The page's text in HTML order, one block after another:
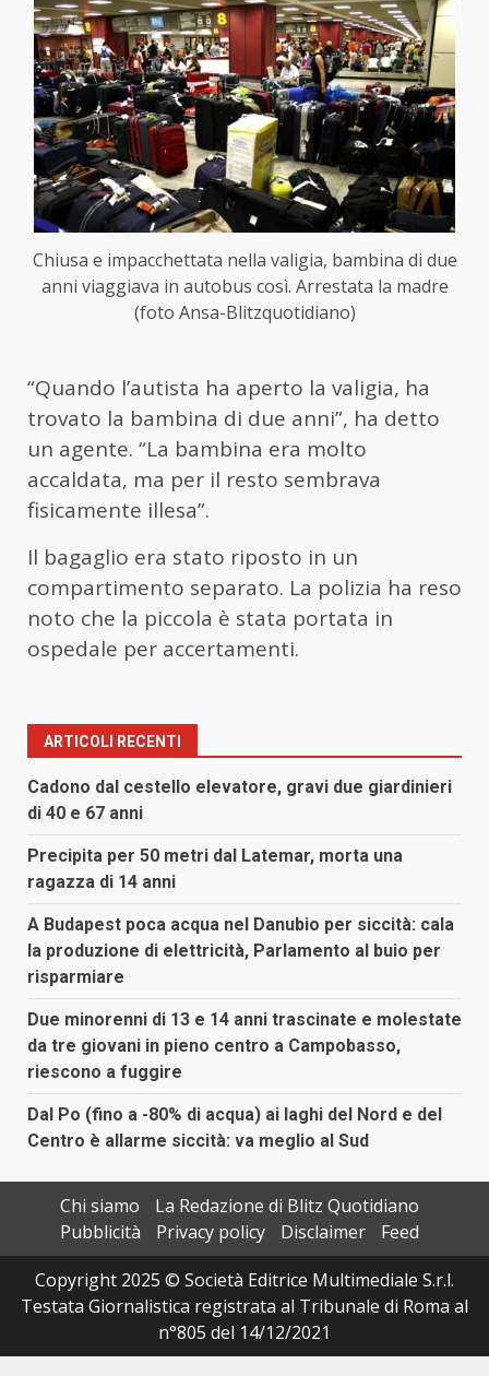
Chiusa e impacchettata nella valigia, bambina di due
anni viaggiava in autobus così. Arrestata la madre
(foto Ansa-Blitzquotidiano)
“Quando l’autista ha aperto la valigia, ha
trovato la bambina di due anni”, ha detto
un agente. “La bambina era molto
accaldata, ma per il resto sembrava
fisicamente illesa”.
Il bagaglio era stato riposto in un
compartimento separato. La polizia ha reso
noto che la piccola è stata portata in
ospedale per accertamenti.
ARTICOLI RECENTI
Cadono dal cestello elevatore, gravi due giardinieri
di 40 e 67 anni
Precipita per 50 metri dal Latemar, morta una
ragazza di 14 anni
A Budapest poca acqua nel Danubio per siccità: cala
la produzione di elettricità, Parlamento al buio per
risparmiare
Due minorenni di 13 e 14 anni trascinate e molestate
da tre giovani in pieno centro a Campobasso,
riescono a fuggire
Dal Po (fino a -80% di acqua) ai laghi del Nord e del
Centro è allarme siccità: va meglio al Sud
Chi siamo
La Redazione di Blitz Quotidiano
Pubblicità
Privacy policy Disclaimer
Feed
Copyright 2025 © Società Editrice Multimediale S.r.l.
Testata Giornalistica registrata al Tribunale di Roma al
n°805 del 14/12/2021